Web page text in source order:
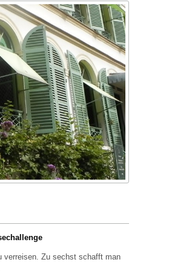
verreisen. Zu sechst schafft man